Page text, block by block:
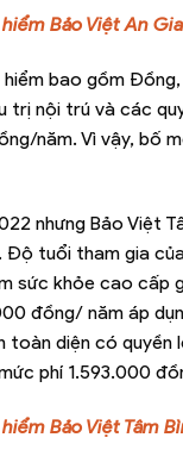
Bảo Việt An Gia
bao gồm
trị nội trú và các
năm. Vì vậy, bố
nhưng Bảo Việt
Độ tuổi tham gia
sức khỏe cao cấp
đồng/ năm áp
toàn diện có
phí 1.593.000
Bảo Việt Tâm